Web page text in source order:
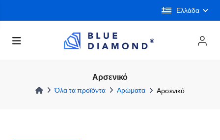
Ελλάδα
Αρσενικό
Όλα τα προϊόντα Αρώματα Αρσενικό